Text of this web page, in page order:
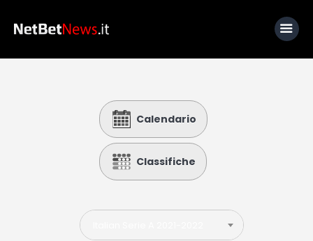
Calcio
Basket
Tennis
Lo Sapevi Che
Calendario
Classifiche